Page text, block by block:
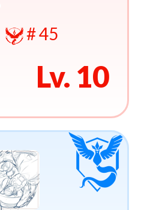
# 45
Lv. 10